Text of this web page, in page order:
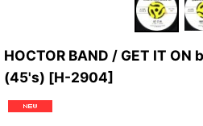
HOCTOR BAND / GET IT ON
(45's) [H-2904]